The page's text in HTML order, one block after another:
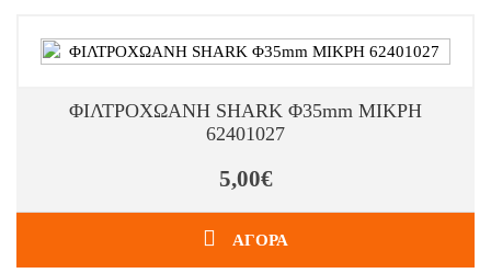
ΦΙΛΤΡΟΧΩΑΝΗ SHARK Φ35mm ΜΙΚΡΗ
62401027
5,00€
ΑΓΟΡΑ